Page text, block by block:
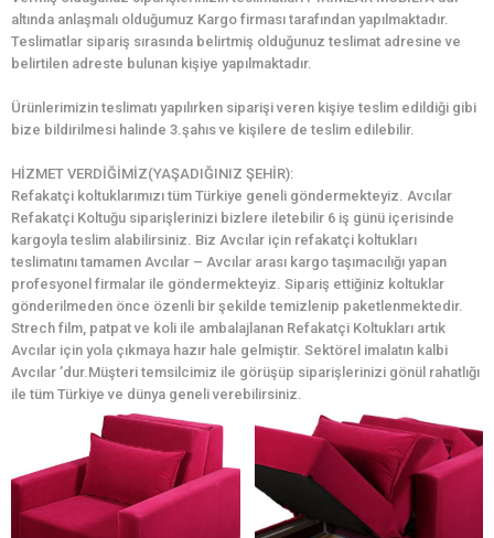
altında anlaşmalı olduğumuz Kargo firması tarafından yapılmaktadır.
Teslimatlar sipariş sırasında belirtmiş olduğunuz teslimat adresine ve
belirtilen adreste bulunan kişiye yapılmaktadır.
Ürünlerimizin teslimatı yapılırken siparişi veren kişiye teslim edildiği gibi
bize bildirilmesi halinde 3.şahıs ve kişilere de teslim edilebilir.
HİZMET VERDİĞİMİZ(YAŞADIĞINIZ ŞEHİR):
Refakatçi koltuklarımızı tüm Türkiye geneli göndermekteyiz. Avcılar
Refakatçi Koltuğu siparişlerinizi bizlere iletebilir 6 iş günü içerisinde
kargoyla teslim alabilirsiniz. Biz Avcılar için refakatçi koltukları
teslimatını tamamen Avcılar – Avcılar arası kargo taşımacılığı yapan
profesyonel firmalar ile göndermekteyiz. Sipariş ettiğiniz koltuklar
gönderilmeden önce özenli bir şekilde temizlenip paketlenmektedir.
Strech film, patpat ve koli ile ambalajlanan Refakatçi Koltukları artık
Avcılar için yola çıkmaya hazır hale gelmiştir. Sektörel imalatın kalbi
Avcılar ’dur.Müşteri temsilcimiz ile görüşüp siparişlerinizi gönül rahatlığı
ile tüm Türkiye ve dünya geneli verebilirsiniz.